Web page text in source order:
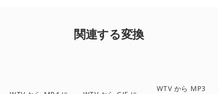
関連する変換
WTV から MP3